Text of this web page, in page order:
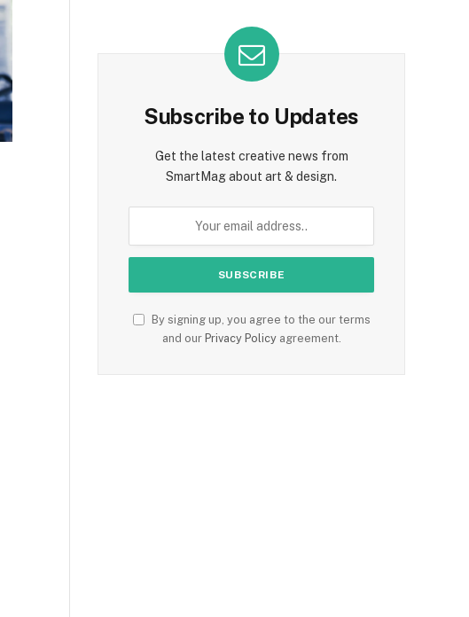
Subscribe to Updates
Get the latest creative news from
SmartMag about art & design.
By signing up, you agree to the our terms
and our Privacy Policyagreement.